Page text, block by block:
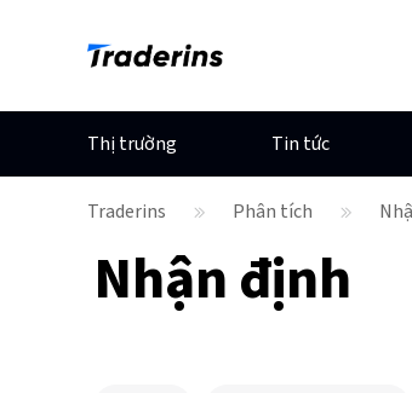
Thị trường Tin tức
Traderins Phân tích
Nhận định